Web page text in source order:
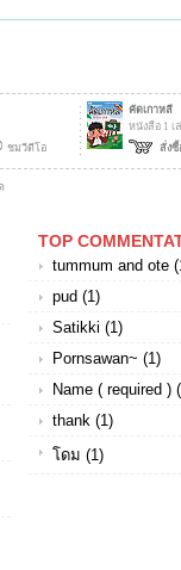
TOP
tummum and ote
pud (1)
Satikki (1)
Pornsawan~ (1)
Name ( required )
thank (1)
โดม (1)